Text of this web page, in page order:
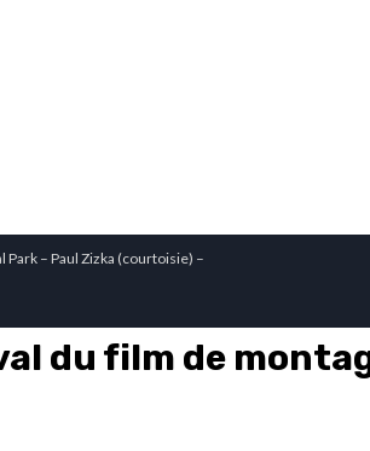
Park – Paul Zizka (courtoisie) –
du film de